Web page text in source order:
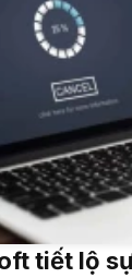
tiết lộ